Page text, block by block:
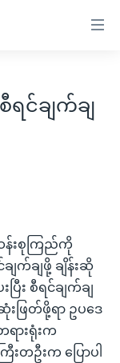
င်ချက်ချ
ဆန်းစုကြည်ကို
က်ချဖို့ ချိန်းဆို
ြီး စီရင်ချက်ချ
ြတ်ဖို့ရာ ဥပဒေ
ရားရုံးက
တဦးက ပြောပါ